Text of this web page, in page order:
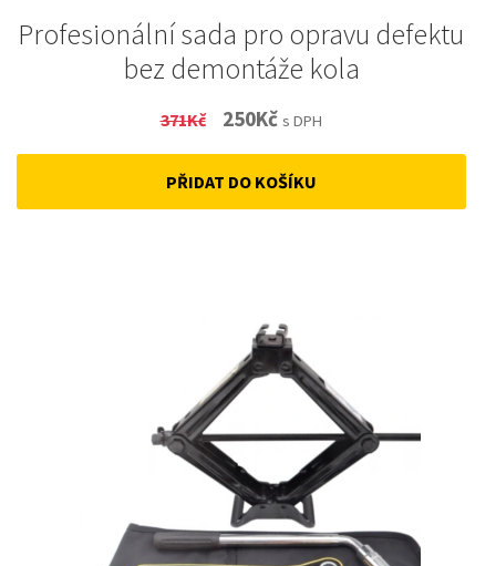
Profesionální sada pro opravu defektu
bez demontáže kola
371Kč
Original
price
was:
250KčCurrent
price
is:
s DPH
PŘIDAT DO KOŠÍKU